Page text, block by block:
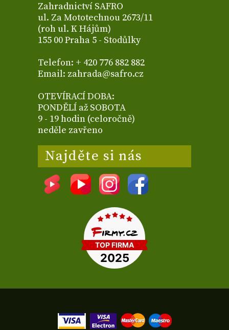
Zahradnictví SAFRO
ul. Za Mototechnou 2673/11
(roh ul. K Hájům)
155 00 Praha 5 - Stodůlky
Telefon: + 420 776 882 882
Email: zahrada@safro.cz
OTEVÍRACÍ DOBA:
PONDĚLÍ až SOBOTA
9 - 19 hodin (celoročně)
neděle zavřeno
Najděte si nás